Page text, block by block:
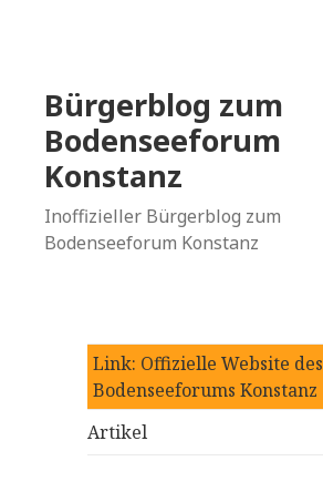
Bürgerblog zum
Bodenseeforum
Konstanz
Inoffizieller Bürgerblog zum
Bodenseeforum Konstanz
Link: Offizielle Website des
Bodenseeforums Konstanz
Artikel